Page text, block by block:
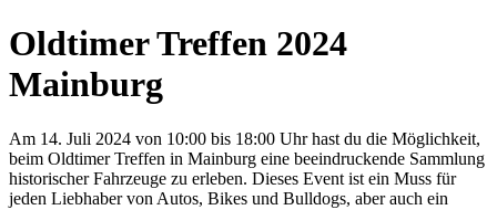
Oldtimer Treffen 2024
Mainburg
Am 14. Juli 2024 von 10:00 bis 18:00 Uhr hast du die Möglichkeit,
beim Oldtimer Treffen in Mainburg eine beeindruckende Sammlung
historischer Fahrzeuge zu erleben. Dieses Event ist ein Muss für
jeden Liebhaber von Autos, Bikes und Bulldogs, aber auch ein